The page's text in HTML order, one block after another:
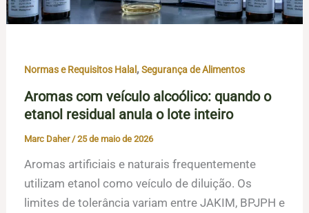
Normas e Requisitos Halal,Segurança de Alimentos
Aromas com veículo alcoólico: quando o
etanol residual anula o lote inteiro
Marc Daher/25 de maio de 2026
Aromas artificiais e naturais frequentemente
utilizam etanol como veículo de diluição. Os
limites de tolerância variam entre JAKIM, BPJPH e